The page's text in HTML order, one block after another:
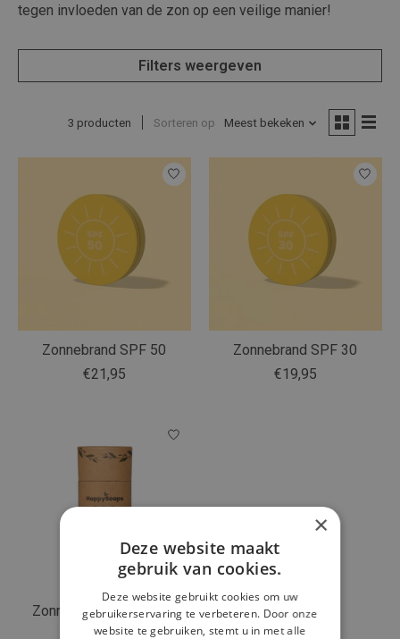
tegen invloeden van de zon op een veilige manier!
Filters weergeven
3 producten Sorteren op Meest bekeken
Zonnebrand SPF 50
€21,95
Zonnebrand SPF 30
€19,95
Zonnebrandstick - SPF
20
×
Deze website maakt
gebruik van cookies.
Deze website gebruikt cookies om uw
gebruikerservaring te verbeteren. Door onze
website te gebruiken, stemt u in met alle